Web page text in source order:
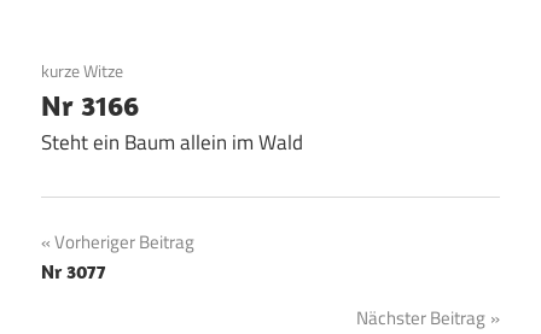
19. Juli 2017
kurze Witze
Nr 3166
Steht ein Baum allein im Wald
Beitragsnavigation
Vorheriger Beitrag
Nr 3077
Nächster Beitrag